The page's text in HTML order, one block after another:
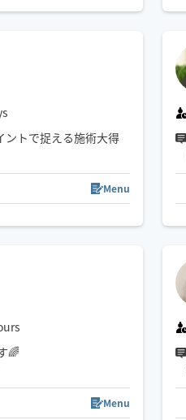
す🙇
ントで捉える施術大得
手が温かくお客様にお
是非一度受けてみてほ
予約でお願いいたしま
Menu
🌈
Menu